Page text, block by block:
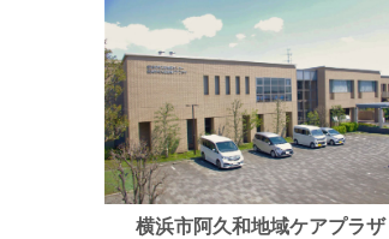
横浜市阿久和地域ケアプラザ